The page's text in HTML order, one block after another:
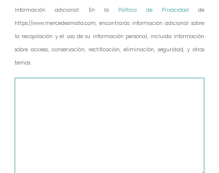
Información adicional: En la Política de Privacidad de
https://www.mercedesmata.com, encontrarás información adicional sobre
la recopilación y el uso de su información personal, incluida información
sobre acceso, conservación, rectificación, eliminación, seguridad, y otros
temas.